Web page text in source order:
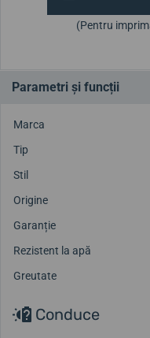
(Pentru
Parametri și funcții
Marca
Tip
Stil
Origine
Garanție
Rezistent la apă
Greutate
Conduce